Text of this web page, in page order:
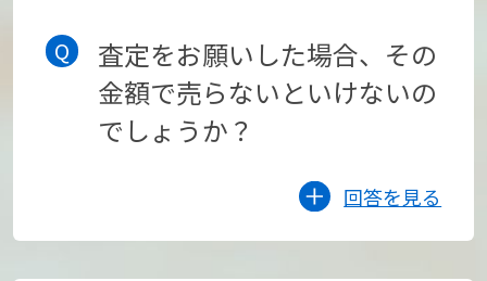
査定をお願いした場合、その
金額で売らないといけないの
でしょうか？
回答を見る